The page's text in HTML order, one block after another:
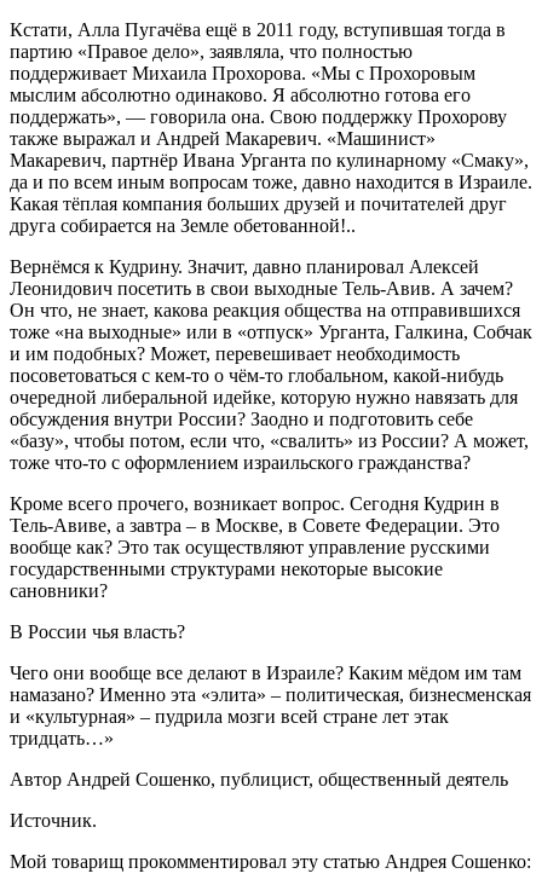
Кстати, Алла Пугачёва ещё в 2011 году, вступившая тогда в
партию «Правое дело», заявляла, что полностью
поддерживает Михаила Прохорова. «Мы с Прохоровым
мыслим абсолютно одинаково. Я абсолютно готова его
поддержать», — говорила она. Свою поддержку Прохорову
также выражал и Андрей Макаревич. «Машинист»
Макаревич, партнёр Ивана Урганта по кулинарному «Смаку»,
да и по всем иным вопросам тоже, давно находится в Израиле.
Какая тёплая компания больших друзей и почитателей друг
друга собирается на Земле обетованной!..
Вернёмся к Кудрину. Значит, давно планировал Алексей
Леонидович посетить в свои выходные Тель-Авив. А зачем?
Он что, не знает, какова реакция общества на отправившихся
тоже «на выходные» или в «отпуск» Урганта, Галкина, Собчак
и им подобных? Может, перевешивает необходимость
посоветоваться с кем-то о чём-то глобальном, какой-нибудь
очередной либеральной идейке, которую нужно навязать для
обсуждения внутри России? Заодно и подготовить себе
«базу», чтобы потом, если что, «свалить» из России? А может,
тоже что-то с оформлением израильского гражданства?
Кроме всего прочего, возникает вопрос. Сегодня Кудрин в
Тель-Авиве, а завтра – в Москве, в Совете Федерации. Это
вообще как? Это так осуществляют управление русскими
государственными структурами некоторые высокие
сановники?
В России чья власть?
Чего они вообще все делают в Израиле? Каким мёдом им там
намазано? Именно эта «элита» – политическая, бизнесменская
и «культурная» – пудрила мозги всей стране лет этак
тридцать…»
Автор Андрей Сошенко, публицист, общественный деятель
Источник.
Мой товарищ прокомментировал эту статью Андрея Сошенко: